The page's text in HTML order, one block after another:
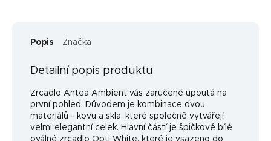
Popis Značka
Detailní popis produktu
Zrcadlo Antea Ambient vás zaručeně upoutá na
první pohled. Důvodem je kombinace dvou
materiálů - kovu a skla, které společně vytvářejí
velmi elegantní celek. Hlavní částí je špičkové bílé
oválné zrcadlo Opti White, které je vsazeno do